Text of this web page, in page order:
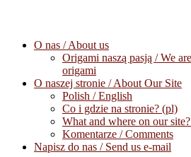
O nas / About us
Origami naszą pasją / We
origami
O naszej stronie / About Our Site
Polish / English
Co i gdzie na stronie? (pl)
What and where on our
Komentarze / Comments
Napisz do nas / Send us e-mail